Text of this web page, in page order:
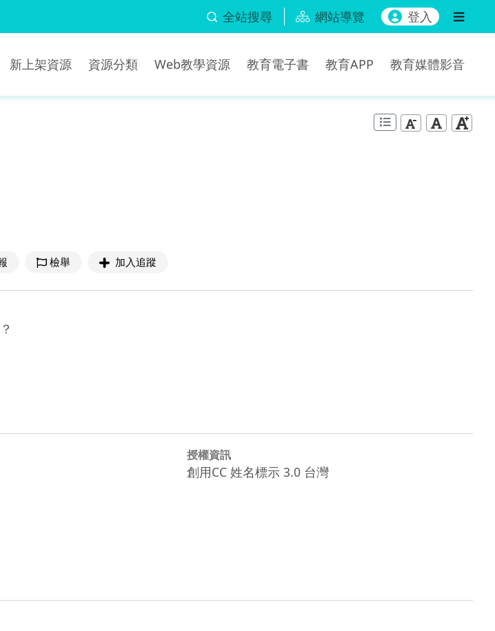
全站搜尋 網站導覽 登入
新上架資源 資源分類 Web教學資源 教育電子書 教育APP 教育媒體影音
檢舉 加入追蹤
授權資訊
創用CC 姓名標示 3.0 台灣